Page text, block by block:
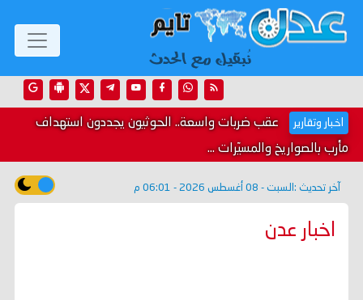
اخبار وتقارير عقب ضربات واسعة.. الحوثيون يجددون استهداف
مأرب بالصواريخ والمسيّرات ...
آخر تحديث : السبت - 08 أغسطس 2026 - 06:01 م
اخبار عدن